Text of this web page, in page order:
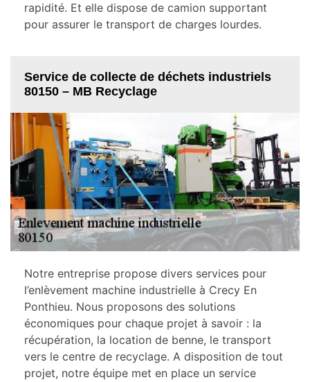
rapidité. Et elle dispose de camion supportant
pour assurer le transport de charges lourdes.
Service de collecte de déchets industriels
80150 – MB Recyclage
Notre entreprise propose divers services pour
l’enlèvement machine industrielle à Crecy En
Ponthieu. Nous proposons des solutions
économiques pour chaque projet à savoir : la
récupération, la location de benne, le transport
vers le centre de recyclage. A disposition de tout
projet, notre équipe met en place un service